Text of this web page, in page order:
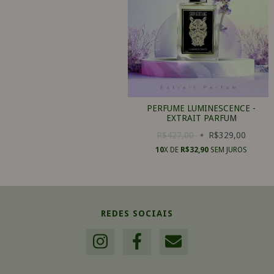
PERFUME LUMINESCENCE -
EXTRAIT PARFUM
R$427,00
R$329,00
10X DE R$32,90 SEM JUROS
REDES SOCIAIS